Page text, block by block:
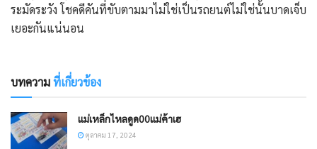
ระมัดระวัง โชคดีคันที่ขับตามมาไม่ใช่เป็นรถยนต์ไม่ใช่นั้นบาดเจ็บ
เยอะกันแน่นอน
บทความที่เกี่ยวข้อง
แม่เหล็กไหลดูด00แม่ค้าเฮ
ตุลาคม 17, 2024